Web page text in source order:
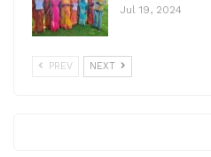
Jul 19, 2024
PREV NEXT